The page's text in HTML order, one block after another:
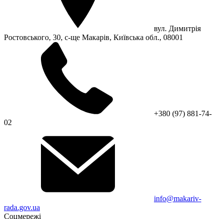
вул. Димитрія
Ростовського, 30, с-ще Макарів, Київська обл., 08001
+380 (97) 881-74-
02
info@makariv-
rada.gov.ua
Соцмережі